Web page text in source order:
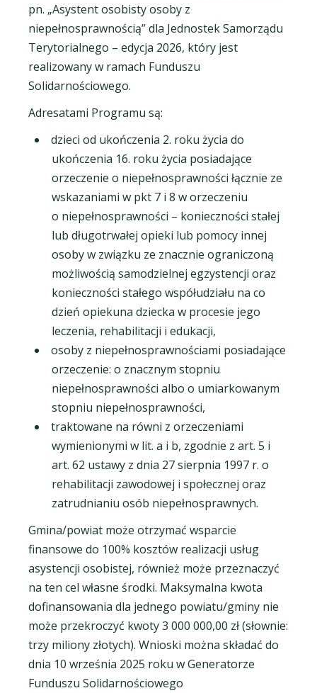
pn. „Asystent osobisty osoby z
niepełnosprawnością” dla Jednostek Samorządu
Terytorialnego – edycja 2026, który jest
realizowany w ramach Funduszu
Solidarnościowego.
Adresatami Programu są:
dzieci od ukończenia 2. roku życia do
ukończenia 16. roku życia posiadające
orzeczenie o niepełnosprawności łącznie ze
wskazaniami w pkt 7 i 8 w orzeczeniu
o niepełnosprawności – konieczności stałej
lub długotrwałej opieki lub pomocy innej
osoby w związku ze znacznie ograniczoną
możliwością samodzielnej egzystencji oraz
konieczności stałego współudziału na co
dzień opiekuna dziecka w procesie jego
leczenia, rehabilitacji i edukacji,
osoby z niepełnosprawnościami posiadające
orzeczenie: o znacznym stopniu
niepełnosprawności albo o umiarkowanym
stopniu niepełnosprawności,
traktowane na równi z orzeczeniami
wymienionymi w lit. a i b, zgodnie z art. 5 i
art. 62 ustawy z dnia 27 sierpnia 1997 r. o
rehabilitacji zawodowej i społecznej oraz
zatrudnianiu osób niepełnosprawnych.
Gmina/powiat może otrzymać wsparcie
finansowe do 100% kosztów realizacji usług
asystencji osobistej, również może przeznaczyć
na ten cel własne środki. Maksymalna kwota
dofinansowania dla jednego powiatu/gminy nie
może przekroczyć kwoty 3 000 000,00 zł (słownie:
trzy miliony złotych). Wnioski można składać do
dnia 10 września 2025 roku w Generatorze
Funduszu Solidarnościowego